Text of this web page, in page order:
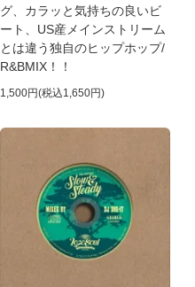
グ、カラッと気持ちの良いビ
ート、US産メインストリーム
とは違う独自のヒップホップ/
R&BMIX！！
1,500円(税込1,650円)